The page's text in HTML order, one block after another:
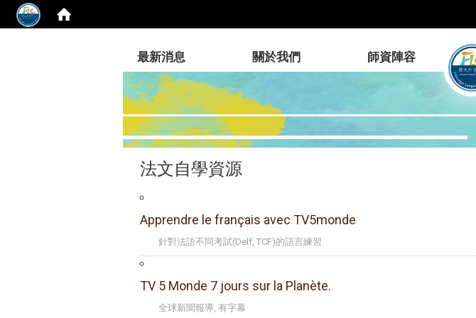
最新消息 關於我們 師資陣容
法文自學資源
Apprendre le français avec TV5monde
針對法語不同考試(Delf, TCF)的語言練習
TV 5 Monde 7 jours sur la Planète.
全球新聞報導, 有字幕